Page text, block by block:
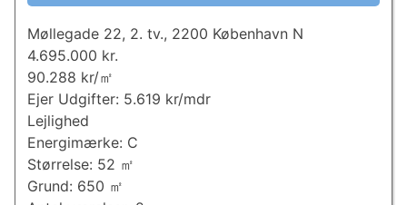
Møllegade 22, 2. tv., 2200 København N
4.695.000 kr.
90.288 kr/㎡
Ejer Udgifter: 5.619 kr/mdr
Lejlighed
Energimærke: C
Størrelse: 52 ㎡
Grund: 650 ㎡